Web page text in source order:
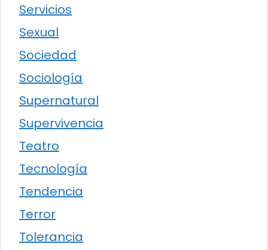
Servicios
Sexual
Sociedad
Sociología
Supernatural
Supervivencia
Teatro
Tecnología
Tendencia
Terror
Tolerancia